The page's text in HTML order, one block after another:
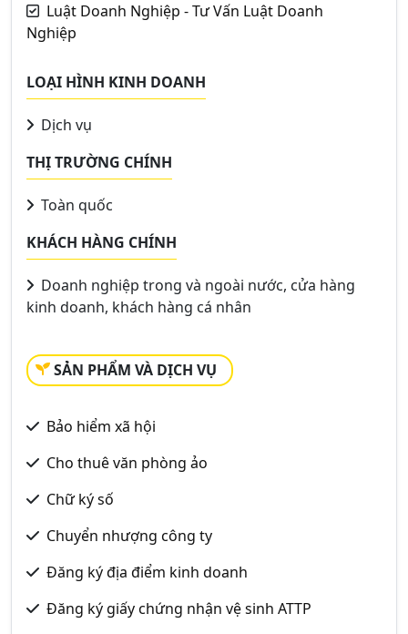
Luật Doanh Nghiệp - Tư Vấn Luật Doanh
Nghiệp
LOẠI HÌNH KINH DOANH
Dịch vụ
THỊ TRƯỜNG CHÍNH
Toàn quốc
KHÁCH HÀNG CHÍNH
Doanh nghiệp trong và ngoài nước, cửa hàng
kinh doanh, khách hàng cá nhân
SẢN PHẨM VÀ DỊCH VỤ
Bảo hiểm xã hội
Cho thuê văn phòng ảo
Chữ ký số
Chuyển nhượng công ty
Đăng ký địa điểm kinh doanh
Đăng ký giấy chứng nhận vệ sinh ATTP